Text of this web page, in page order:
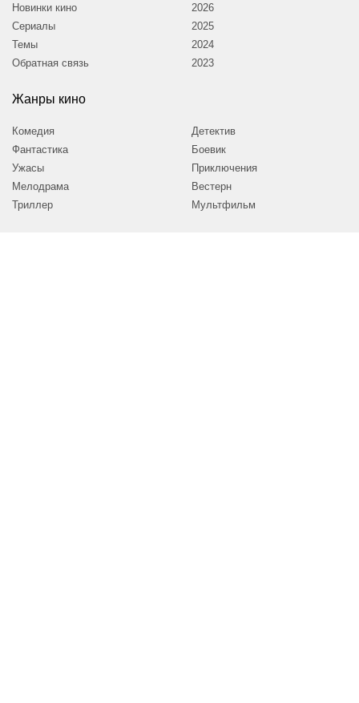
Новинки кино
Сериалы
Темы
Обратная связь
2026
2025
2024
2023
Жанры кино
Комедия
Фантастика
Ужасы
Мелодрама
Триллер
Детектив
Боевик
Приключения
Вестерн
Мультфильм